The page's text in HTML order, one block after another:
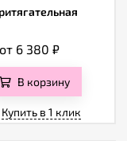
от 6 380₽
В корзину
Купить в 1 клик